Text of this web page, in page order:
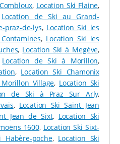
7 ans). Quant aux adultes,
de snowboardeur peut
:skis alpinsavec
pour la descente ou le
skis de rando avec
plusieurs sports d’hiver
minimum, nous vous
Multiride : vous pourrez
différents pour le
sur le site Sport 2000).
VOTRE LOCATION
, Location Ski Flaine,
Location de Ski au Grand-
praz-de-lys, Location Ski les
, Location Ski les
, Location Ski à Megève,
Location de Ski à Morillon,
, Location Ski Chamonix
Village, Location Ski
de Ski à Praz Sur Arly,
, Location Ski Saint Jean
Jean de Sixt, Location Ski
1600, Location Ski Sixt-
Habère-poche, Location Ski